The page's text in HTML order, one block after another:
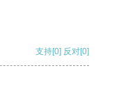
支持[0] 反对[0]